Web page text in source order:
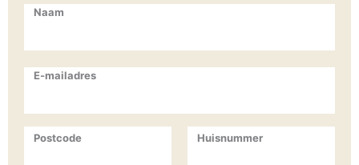
Naam
E-mailadres
Huisnummer
Postcode